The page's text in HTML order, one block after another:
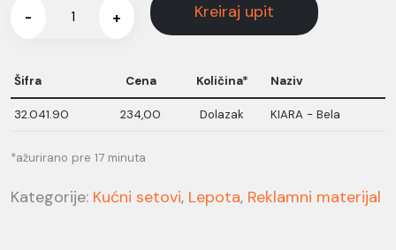
- + Kreiraj upit
Šifra Cena Količina* Naziv
32.041.90 234,00 Dolazak KIARA - Bela
*ažurirano pre 17 minuta
Kategorije: Kućni setovi, Lepota, Reklamni materijal